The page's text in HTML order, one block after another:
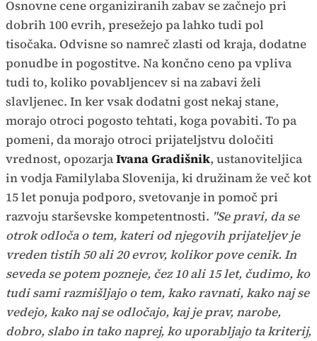
Osnovne cene organiziranih zabav se začnejo pri
dobrih 100 evrih, presežejo pa lahko tudi pol
tisočaka. Odvisne so namreč zlasti od kraja, dodatne
ponudbe in pogostitve. Na končno ceno pa vpliva
tudi to, koliko povabljencev si na zabavi želi
slavljenec. In ker vsak dodatni gost nekaj stane,
morajo otroci pogosto tehtati, koga povabiti. To pa
pomeni, da morajo otroci prijateljstvu določiti
vrednost, opozarjaIvana Gradišnik, ustanoviteljica
in vodja Familylaba Slovenija, ki družinam že več kot
15 let ponuja podporo, svetovanje in pomoč pri
razvoju starševske kompetentnosti. "Se pravi, da se
otrok odloča o tem, kateri od njegovih prijateljev je
vreden tistih 50 ali 20 evrov, kolikor pove cenik. In
seveda se potem pozneje, čez 10 ali 15 let, čudimo, ko
tudi sami razmišljajo o tem, kako ravnati, kako naj se
vedejo, kako naj se odločajo, kaj je prav, narobe,
dobro, slabo in tako naprej, ko uporabljajo ta kriterij,